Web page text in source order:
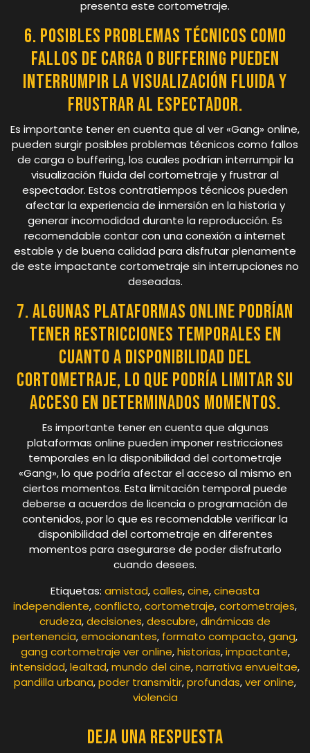
presenta este cortometraje.
6. Posibles problemas técnicos como
fallos de carga o buffering pueden
interrumpir la visualización fluida y
frustrar al espectador.
Es importante tener en cuenta que al ver «Gang» online,
pueden surgir posibles problemas técnicos como fallos
de carga o buffering, los cuales podrían interrumpir la
visualización fluida del cortometraje y frustrar al
espectador. Estos contratiempos técnicos pueden
afectar la experiencia de inmersión en la historia y
generar incomodidad durante la reproducción. Es
recomendable contar con una conexión a internet
estable y de buena calidad para disfrutar plenamente
de este impactante cortometraje sin interrupciones no
deseadas.
7. Algunas plataformas online podrían
tener restricciones temporales en
cuanto a disponibilidad del
cortometraje, lo que podría limitar su
acceso en determinados momentos.
Es importante tener en cuenta que algunas
plataformas online pueden imponer restricciones
temporales en la disponibilidad del cortometraje
«Gang», lo que podría afectar el acceso al mismo en
ciertos momentos. Esta limitación temporal puede
deberse a acuerdos de licencia o programación de
contenidos, por lo que es recomendable verificar la
disponibilidad del cortometraje en diferentes
momentos para asegurarse de poder disfrutarlo
cuando desees.
Etiquetas: amistad,calles,cine,cineasta
independiente,conflicto,cortometraje,cortometrajes,
crudeza,decisiones,descubre,dinámicas de
pertenencia,emocionantes, formato compacto,gang,
gang cortometraje ver online,historias,impactante,
intensidad,lealtad,mundo del cine,narrativa envueltae,
pandilla urbana,poder transmitir,profundas,ver online,
violencia
Deja una respuesta